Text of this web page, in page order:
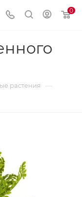
0
растения —